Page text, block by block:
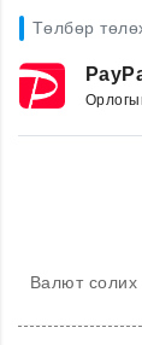
Төлбөр
Валют